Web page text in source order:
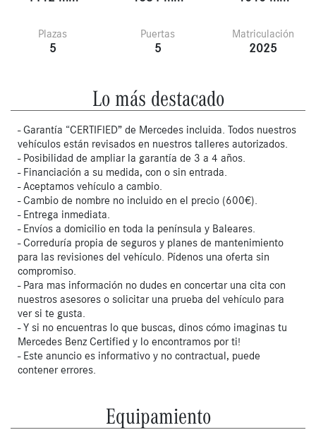
Plazas
5
Puertas
5
Matriculación
2025
Lo más destacado
- Garantía “CERTIFIED” de Mercedes incluida. Todos nuestros
vehículos están revisados en nuestros talleres autorizados.
- Posibilidad de ampliar la garantía de 3 a 4 años.
- Financiación a su medida, con o sin entrada.
- Aceptamos vehículo a cambio.
- Cambio de nombre no incluido en el precio (600€).
- Entrega inmediata.
- Envíos a domicilio en toda la península y Baleares.
- Correduría propia de seguros y planes de mantenimiento
para las revisiones del vehículo. Pídenos una oferta sin
compromiso.
- Para mas información no dudes en concertar una cita con
nuestros asesores o solicitar una prueba del vehículo para
ver si te gusta.
- Y si no encuentras lo que buscas, dinos cómo imaginas tu
Mercedes Benz Certified y lo encontramos por ti!
- Este anuncio es informativo y no contractual, puede
contener errores.
Equipamiento